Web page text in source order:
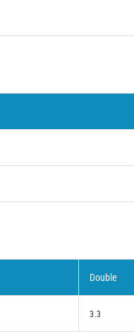
Double
3.3